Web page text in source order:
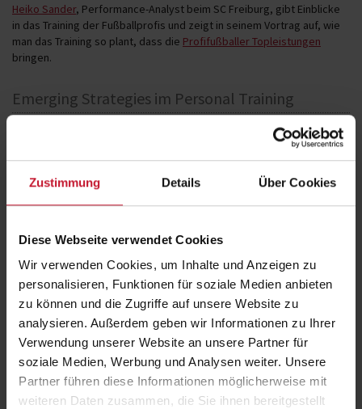
Zustimmung Details Über Cookies
Diese Webseite verwendet Cookies
Wir verwenden Cookies, um Inhalte und Anzeigen zu
personalisieren, Funktionen für soziale Medien anbieten
zu können und die Zugriffe auf unsere Website zu
analysieren. Außerdem geben wir Informationen zu Ihrer
Verwendung unserer Website an unsere Partner für
soziale Medien, Werbung und Analysen weiter. Unsere
Partner führen diese Informationen möglicherweise mit
weiteren Daten zusammen, die Sie ihnen bereitgestellt
Heiko Sander, Performance-Analyst beim SC Freiburg, gibt Einblicke
in das Training der Fußballprofis und zeigt in seinem Vortrag auf, wie
man das Training so plant, dass die Profifußballer Topleistungen
bringen.
Emerging Strategies im Personal Training
" auf dem
diesjährigen Aufstiegskongress geht Sportwissenschaftler und
Dozent an der DHfPG und BSA-AkademiePatrick Berndtauf folgende
Fragen ein:
Wie steuert man tagesform- und entwicklungsabhängig
Wie sieht eine beispielhafte Umsetzung dieses Ansatzes in der
Culture of Excellence – so gelingt es auch Ihrem
Unternehmen, immer besser zu werden!
Prof. Dr. Jan Mayer, Geschäftsführer TSG 1899 Hoffenheim, Professor
an der DHfPG sowie Sportpsychologe, ist in diesem Jahr wieder
Speaker auf dem Aufstiegskongress. In seinem Vortrag "
Excellence " zeigt er auf, was die Voraussetzungen dafür sind, dass
ein Team, ein Verein, ein Unternehmen oder eine Gesellschaft zur